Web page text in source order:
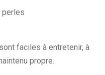
faciles à entretenir, à
propre.